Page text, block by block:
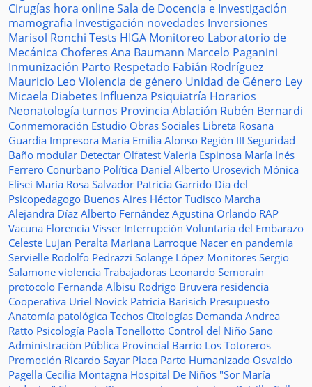
Cirugías hora onlineSala de Docencia e Investigación
mamografia Investigación novedades Inversiones
Marisol Ronchi Tests HIGA Monitoreo Laboratorio de
Mecánica Choferes Ana Baumann Marcelo Paganini
Inmunización Parto Respetado Fabián Rodríguez
Mauricio Leo Violencia de género Unidad de Género Ley
Micaela Diabetes Influenza Psiquiatría Horarios
Neonatología turnos Provincia Ablación Rubén Bernardi
Conmemoración Estudio Obras Sociales Libreta Rosana
Guardia Impresora María Emilia Alonso Región III Seguridad
Baño modular Detectar Olfatest Valeria Espinosa María Inés
Ferrero Conurbano Política Daniel Alberto Urosevich Mónica
Elisei María Rosa Salvador Patricia Garrido Día del
Psicopedagogo Buenos Aires Héctor Tudisco Marcha
Alejandra Díaz Alberto Fernández Agustina Orlando RAP
Vacuna Florencia Visser Interrupción Voluntaria del Embarazo
Celeste Lujan Peralta Mariana Larroque Nacer en pandemia
Servielle Rodolfo Pedrazzi Solange López Monitores Sergio
Salamone violencia Trabajadoras Leonardo Semorain
protocolo Fernanda Albisu Rodrigo Bruvera residencia
Cooperativa Uriel Novick Patricia Barisich Presupuesto
Anatomía patológica Techos Citologías Demanda Andrea
Ratto Psicología Paola Tonellotto Control del Niño Sano
Administración Pública Provincial Barrio Los Totoreros
Promoción Ricardo Sayar Placa Parto Humanizado Osvaldo
Pagella Cecilia Montagna Hospital De Niños "Sor María